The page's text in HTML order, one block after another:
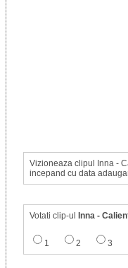
Vizioneaza clipul Inna -
incepand cu data
Votati clip-ul Inna -
1 2 3